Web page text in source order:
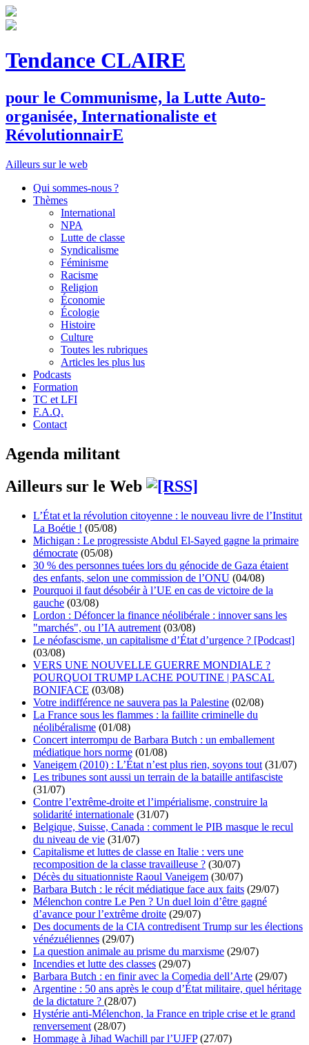
Tendance CLAIRE
pour le Communisme, la Lutte Auto-
organisée, Internationaliste et
RévolutionnairE
Ailleurs sur le web
Qui sommes-nous ?
Thèmes
International
NPA
Lutte de classe
Syndicalisme
Féminisme
Racisme
Religion
Économie
Écologie
Histoire
Culture
Toutes les rubriques
Articles les plus lus
Podcasts
Formation
TC et LFI
F.A.Q.
Contact
Agenda militant
Ailleurs sur le Web
L’État et la révolution citoyenne : le nouveau livre de l’Institut
La Boétie ! (05/08)
Michigan : Le progressiste Abdul El-Sayed gagne la primaire
démocrate (05/08)
30 % des personnes tuées lors du génocide de Gaza étaient
des enfants, selon une commission de l’ONU (04/08)
Pourquoi il faut désobéir à l’UE en cas de victoire de la
gauche (03/08)
Lordon : Défoncer la finance néolibérale : innover sans les
"marchés", ou l’IA autrement (03/08)
Le néofascisme, un capitalisme d’État d’urgence ? [Podcast]
(03/08)
VERS UNE NOUVELLE GUERRE MONDIALE ?
POURQUOI TRUMP LACHE POUTINE | PASCAL
BONIFACE (03/08)
Votre indifférence ne sauvera pas la Palestine (02/08)
La France sous les flammes : la faillite criminelle du
néolibéralisme (01/08)
Concert interrompu de Barbara Butch : un emballement
médiatique hors norme (01/08)
Vaneigem (2010) : L’État n’est plus rien, soyons tout (31/07)
Les tribunes sont aussi un terrain de la bataille antifasciste
(31/07)
Contre l’extrême-droite et l’impérialisme, construire la
solidarité internationale (31/07)
Belgique, Suisse, Canada : comment le PIB masque le recul
du niveau de vie (31/07)
Capitalisme et luttes de classe en Italie : vers une
recomposition de la classe travailleuse ? (30/07)
Décès du situationniste Raoul Vaneigem (30/07)
Barbara Butch : le récit médiatique face aux faits (29/07)
Mélenchon contre Le Pen ? Un duel loin d’être gagné
d’avance pour l’extrême droite (29/07)
Des documents de la CIA contredisent Trump sur les élections
vénézuéliennes (29/07)
La question animale au prisme du marxisme (29/07)
Incendies et lutte des classes (29/07)
Barbara Butch : en finir avec la Comedia dell’Arte (29/07)
Argentine : 50 ans après le coup d’État militaire, quel héritage
de la dictature ? (28/07)
Hystérie anti-Mélenchon, la France en triple crise et le grand
renversement (28/07)
Hommage à Jihad Wachill par l’UJFP(27/07)